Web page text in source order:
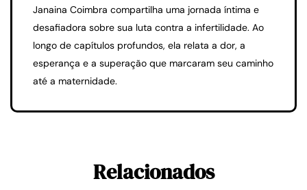
Janaina Coimbra compartilha uma jornada íntima e
desafiadora sobre sua luta contra a infertilidade. Ao
longo de capítulos profundos, ela relata a dor, a
esperança e a superação que marcaram seu caminho
até a maternidade.
Relacionados